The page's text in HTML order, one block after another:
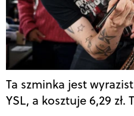
Ta szminka jest
YSL, a kosztuje 6,29 zł.